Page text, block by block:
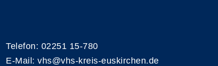
Telefon: 02251 15-780
E-Mail: vhs@vhs-kreis-euskirchen.de